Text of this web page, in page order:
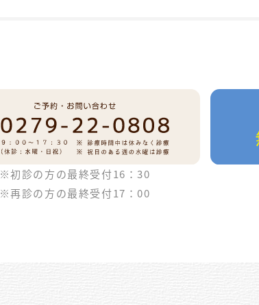
※初診の方の最終受付16：30
※再診の方の最終受付17：00